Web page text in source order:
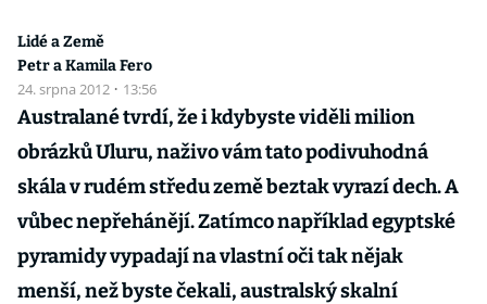
Lidé a Země
Petr a Kamila Fero
24. srpna 2012 · 13:56
Australané tvrdí, že i kdybyste viděli milion
obrázků Uluru, naživo vám tato podivuhodná
skála v rudém středu země beztak vyrazí dech. A
vůbec nepřehánějí. Zatímco například egyptské
pyramidy vypadají na vlastní oči tak nějak
menší, než byste čekali, australský skalní